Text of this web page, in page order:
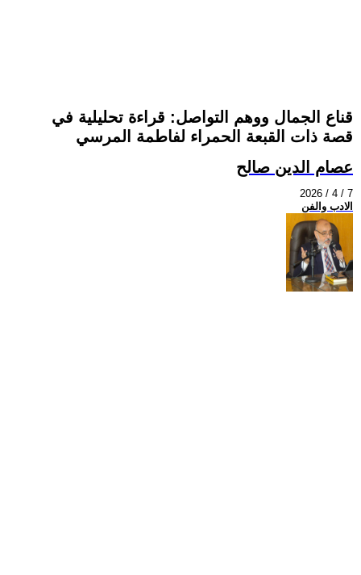
قناع الجمال ووهم التواصل: قراءة تحليلية في
قصة ذات القبعة الحمراء لفاطمة المرسي
عصام الدين صالح
2026 / 4 / 7
الادب والفن